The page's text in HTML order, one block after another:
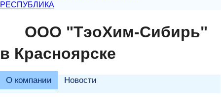
РЕСПУБЛИКА
ООО "ТэоХим-Сибирь"
в Красноярске
О компании Новости